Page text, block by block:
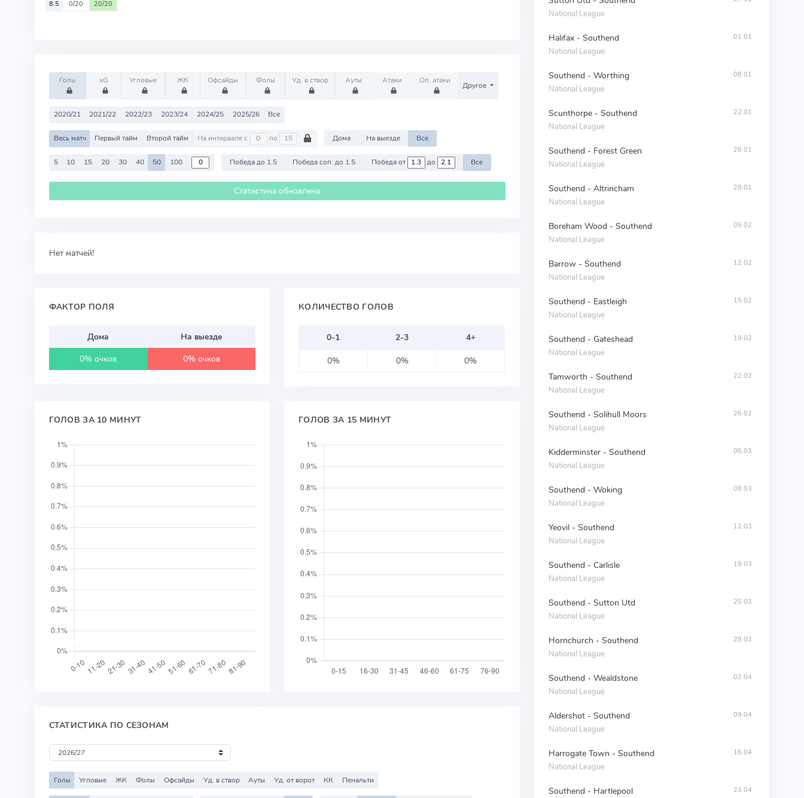
8.5
0/20 20/20
Голы xG Угловые ЖК Офсайды Фолы Уд. в створ Ауты Атаки Оп. атаки
Другое
2020/21 2021/22 2022/23 2023/24 2024/25 2025/26 Все
Весь матч Первый тайм Второй тайм На интервале с по Дома На выезде Все
5 10 15 20 30 40 50 100 Победа до 1.5 Победа соп. до 1.5 Победа от до Все
Статистика обновлена
Нет матчей!
ФАКТОР ПОЛЯ
Дома
На выезде
0% очков
0% очков
КОЛИЧЕСТВО ГОЛОВ
0-1 2-3
4+
0%
0% 0%
ГОЛОВ ЗА 10 МИНУТ ГОЛОВ ЗА 15 МИНУТ
СТАТИСТИКА ПО СЕЗОНАМ
Голы Угловые ЖК Фолы Офсайды Уд. в створ Ауты Уд. от ворот КК Пенальти
National League
Halifax - Southend
National League
01.01
Southend - Worthing
National League
08.01
Scunthorpe - Southend
National League
22.01
Southend - Forest Green
National League
26.01
Southend - Altrincham
National League
29.01
Boreham Wood - Southend
National League
05.02
Barrow - Southend
National League
12.02
Southend - Eastleigh
National League
15.02
Southend - Gateshead
National League
19.02
Tamworth - Southend
National League
22.02
Southend - Solihull Moors
National League
26.02
Kidderminster - Southend
National League
05.03
Southend - Woking
National League
08.03
Yeovil - Southend
National League
12.03
Southend - Carlisle
National League
19.03
Southend - Sutton Utd
National League
25.03
Hornchurch - Southend
National League
28.03
Southend - Wealdstone
National League
02.04
Aldershot - Southend
National League
09.04
Harrogate Town - Southend
National League
16.04
Southend - Hartlepool 23.04